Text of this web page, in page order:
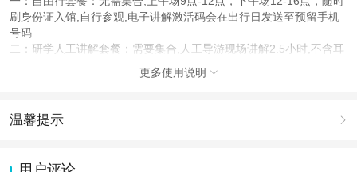
刷身份证入馆,自行参观,电子讲解激活码会在出行日发送至预留手机
号码
二：研学人工讲解套餐：需要集合,人工导游现场讲解2.5小时,不含耳
麦，具体集合时间以及集合地点,以导游通知为准
三：节假日出票成功率在百分之98以上,极小概率没能成功出票支持
四：入馆需携带好身份证件,儿童没有身份证的需携带好户口本,否则
将无法入馆
更多使用说明 
温馨提示 
动（如跳伞、潜水、滑雪等）前，请务必仔细阅读